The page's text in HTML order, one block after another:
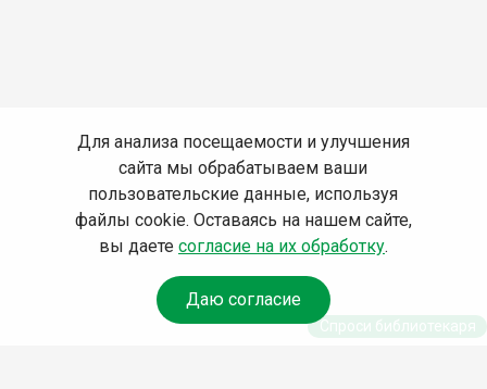
Для анализа посещаемости и улучшения
сайта мы обрабатываем ваши
пользовательские данные, используя
файлы cookie. Оставаясь на нашем сайте,
вы даете согласие на их обработку.
Даю согласие
Спроси библиотекаря